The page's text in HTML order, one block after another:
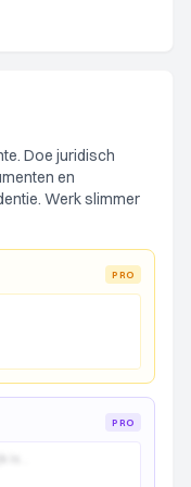
Doe juridisch
en
Werk slimmer
PRO
PRO